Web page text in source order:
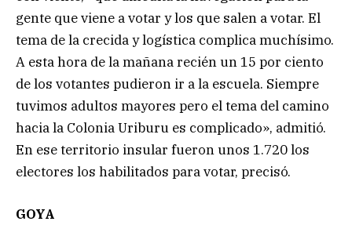
gente que viene a votar y los que salen a votar. El
tema de la crecida y logística complica muchísimo.
A esta hora de la mañana recién un 15 por ciento
de los votantes pudieron ir a la escuela. Siempre
tuvimos adultos mayores pero el tema del camino
hacia la Colonia Uriburu es complicado», admitió.
En ese territorio insular fueron unos 1.720 los
electores los habilitados para votar, precisó.
GOYA